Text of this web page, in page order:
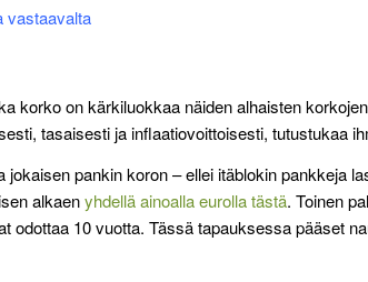
vastaavalta
korko on kärkiluokkaa näiden alhaisten
tasaisesti ja inflaatiovoittoisesti, tutustukaa
pankin koron – ellei itäblokin pankkeja
alkaenyhdellä ainoalla eurolla tästä. Toinen
odottaa 10 vuotta. Tässä tapauksessa pääset